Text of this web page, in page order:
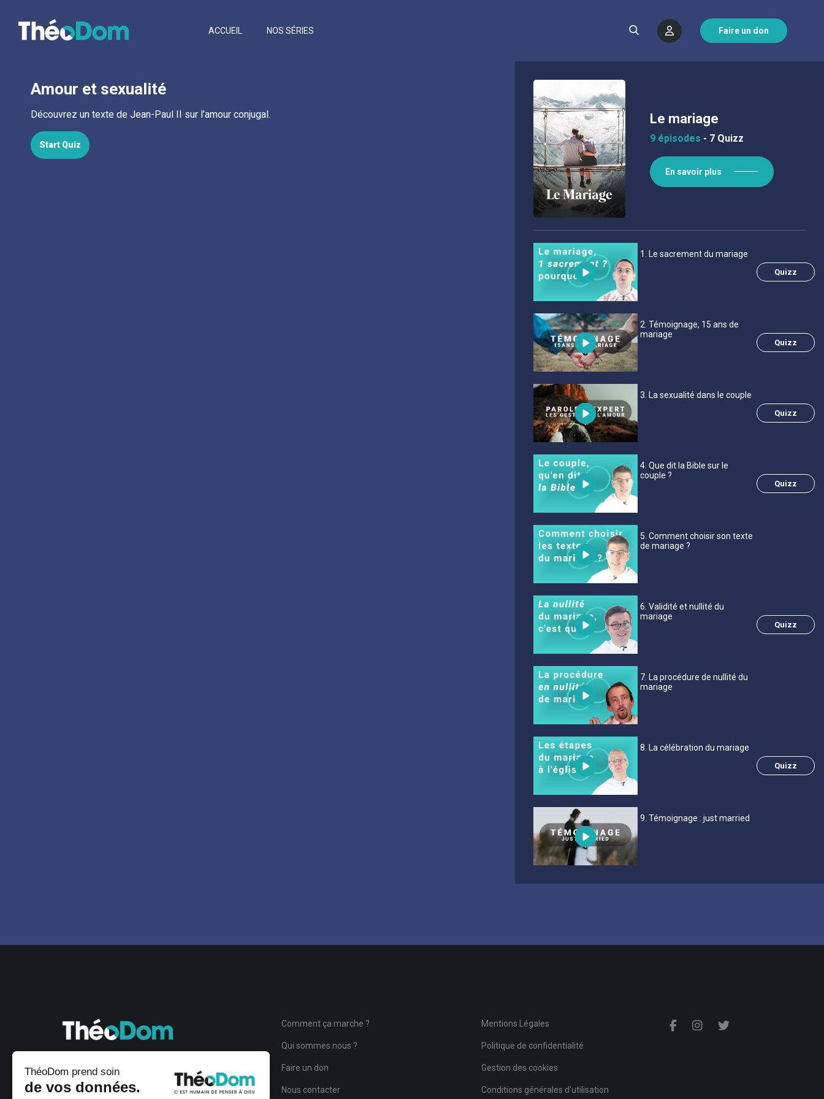
ACCUEIL NOS SÉRIES Faire un don
Le mariage
9 épisodes - 7 Quizz
En savoir plus
1 . Le sacrement du mariage
Quizz
2 . Témoignage, 15 ans de
mariage
Quizz
3 . La sexualité dans le couple
Quizz
4. Que dit la Bible sur le
couple ?
Quizz
5 . Comment choisir son texte
de mariage ?
6 . Validité et nullité du
mariage
Quizz
7. La procédure de nullité du
mariage
8 . La célébration du mariage
Quizz
9 . Témoignage : just married
Amour et sexualité
Découvrez un texte de Jean-Paul II sur l’amour conjugal.
Comment ça marche ? Mentions Légales
Qui sommes nous ? Politique de confidentialité
Faire un don Gestion des cookies
Nous contacter Conditions générales d'utilisation
ThéoDom prend soin
de vos données.